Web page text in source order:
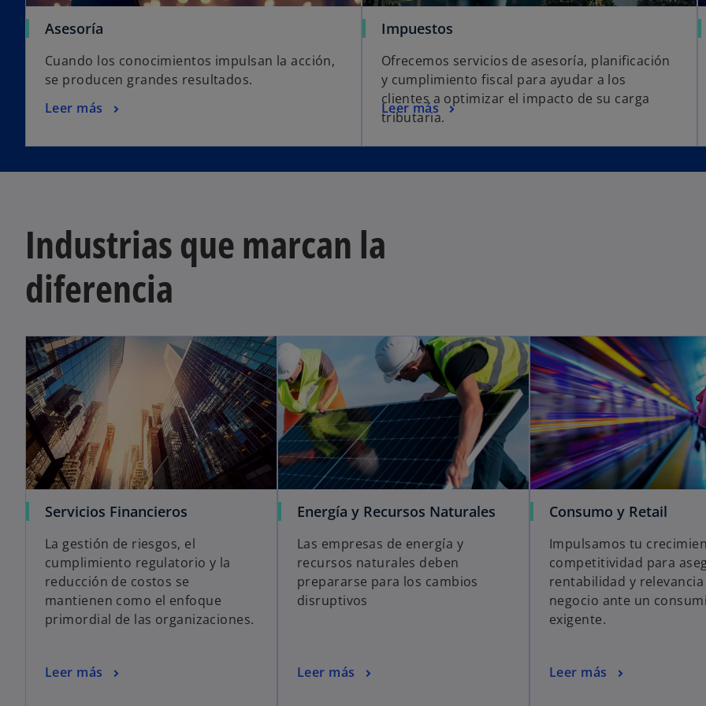
Asesoría
Cuando los conocimientos impulsan la acción,
se producen grandes resultados.
Leer más
Impuestos
Ofrecemos servicios de asesoría, planificación
y cumplimiento fiscal para ayudar a los
clientes a optimizar el impacto de su carga
tributaria.
Leer más
Industrias que marcan la
diferencia
Servicios Financieros
La gestión de riesgos, el
cumplimiento regulatorio y la
reducción de costos se
mantienen como el enfoque
primordial de las organizaciones.
Leer más
Energía y Recursos Naturales
Las empresas de energía y
recursos naturales deben
prepararse para los cambios
disruptivos
Leer más
Consumo y Retail
Impulsamos tu
competitividad para
rentabilidad y
negocio ante un
exigente.
Leer más